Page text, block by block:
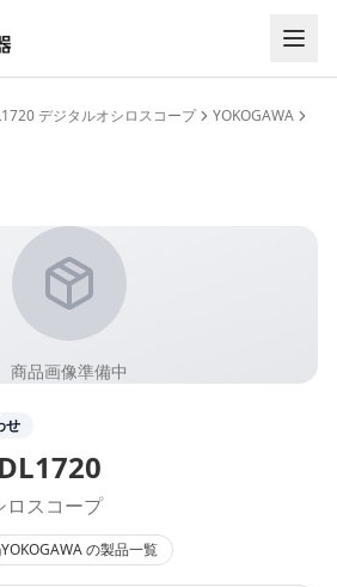
デジタルオシロスコープ
YOKOGAWA
商品画像準備中
せ
DL1720
ロスコープ
YOKOGAWAの製品一覧